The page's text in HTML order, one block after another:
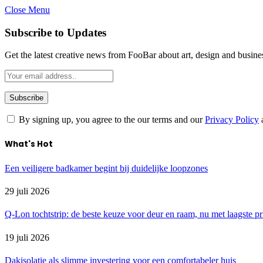
Close Menu
Subscribe to Updates
Get the latest creative news from FooBar about art, design and
By signing up, you agree to the our terms and ourPrivacy Policy
What's Hot
Een veiligere badkamer begint bij duidelijke loopzones
29 juli 2026
Q-Lon tochtstrip: de beste keuze voor deur en raam, nu met laagste
19 juli 2026
Dakisolatie als slimme investering voor een comfortabeler huis